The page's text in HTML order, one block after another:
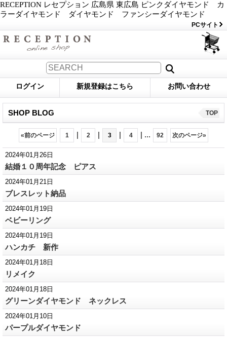
RECEPTION レセプション 広島県 東広島 ピンクダイヤモンド カ
ラーダイヤモンド ダイヤモンド ファンシーダイヤモンド
PCサイト
ログイン 新規登録はこちら お問い合わせ
SHOP BLOG TOP
«前のページ 1 | 2 | 3 | 4 | ... 92 次のページ»
2024年01月26日
結婚１０周年記念 ピアス
2024年01月21日
ブレスレット納品
2024年01月19日
ベビーリング
2024年01月19日
ハンカチ 新作
2024年01月18日
リメイク
2024年01月18日
グリーンダイヤモンド ネックレス
2024年01月10日
パープルダイヤモンド